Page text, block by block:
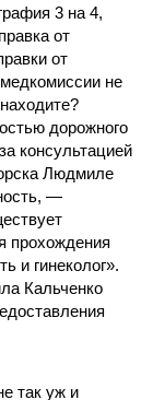
3 на 4,
от
от
не
дорожного
консультацией
Людмиле
—
прохождения
и гинеколог».
Кальченко
так уж и